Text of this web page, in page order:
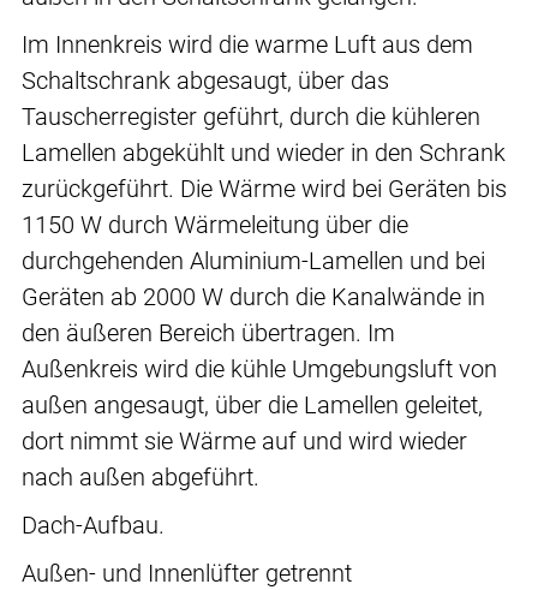
Im Innenkreis wird die warme Luft aus dem
Schaltschrank abgesaugt, über das
Tauscherregister geführt, durch die kühleren
Lamellen abgekühlt und wieder in den Schrank
zurückgeführt. Die Wärme wird bei Geräten bis
1150 W durch Wärmeleitung über die
durchgehenden Aluminium-Lamellen und bei
Geräten ab 2000 W durch die Kanalwände in
den äußeren Bereich übertragen. Im
Außenkreis wird die kühle Umgebungsluft von
außen angesaugt, über die Lamellen geleitet,
dort nimmt sie Wärme auf und wird wieder
nach außen abgeführt.
Dach-Aufbau.
Außen- und Innenlüfter getrennt